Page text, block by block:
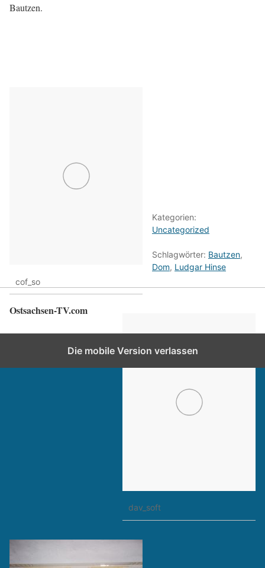
Bautzen.
cof_so
dav_soft
Kategorien:
Uncategorized
Schlagwörter: Bautzen,
Dom, Ludgar Hinse
Ostsachsen-TV.com
Die mobile Version verlassen